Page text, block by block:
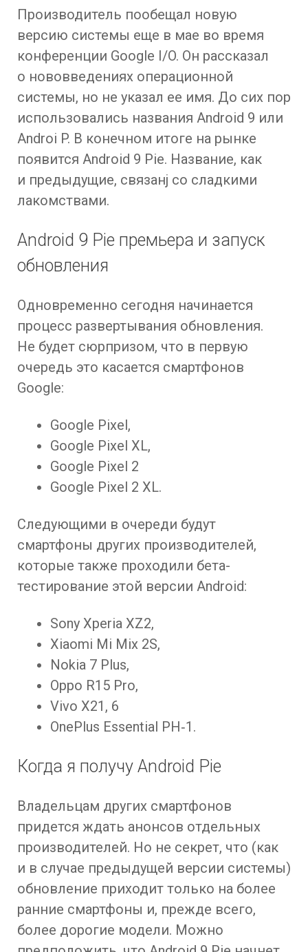
Производитель пообещал новую
версию системы еще в мае во время
конференции Google I/O. Он рассказал
о нововведениях операционной
системы, но не указал ее имя. До сих пор
использовались названия Android 9 или
Androi P. В конечном итоге на рынке
появится Android 9 Pie. Название, как
и предыдущие, связанj со сладкими
лакомствами.
Android 9 Pie премьера и запуск
обновления
Одновременно сегодня начинается
процесс развертывания обновления.
Не будет сюрпризом, что в первую
очередь это касается смартфонов
Google:
Google Pixel,
Google Pixel XL,
Google Pixel 2
Google Pixel 2 XL.
Следующими в очереди будут
смартфоны других производителей,
которые также проходили бета-
тестирование этой версии Android:
Sony Xperia XZ2,
Xiaomi Mi Mix 2S,
Nokia 7 Plus,
Oppo R15 Pro,
Vivo X21, 6
OnePlus Essential PH‑1.
Когда я получу Android Pie
Владельцам других смартфонов
придется ждать анонсов отдельных
производителей. Но не секрет, что (как
и в случае предыдущей версии системы)
обновление приходит только на более
ранние смартфоны и, прежде всего,
более дорогие модели. Можно